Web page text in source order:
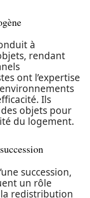
à
rendant
ont l’expertise
Ils
objets pour
du logement.
succession,
un rôle
redistribution